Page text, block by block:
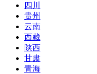
四川
贵州
云南
西藏
陕西
甘肃
青海